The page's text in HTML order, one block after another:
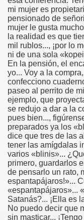
mi mujer es
pensionado de
mujer le gusta
la realidad es que
mil rublos..., ¡por lo
ni de una sola
En la pensión, el
yo... Voy a la
confecciono
paseo al perrito de
ejemplo, que
se redujo a dar a la
pues bien...,
preparados ya los
dice que tres de las
tener las amígdalas
varios «blinis»...
primero, guardarlos
de pensarlo un rato,
espantapájaros!»...
«espantapájaros»...
Satanás?... ¡Ella es
No puedo decir que
sin masticar...